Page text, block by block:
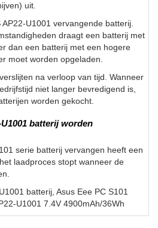
uit.
U1001 vervangende batterij.
draagt een batterij met
dan een batterij met een hogere
moet worden opgeladen.
na verloop van tijd. Wanneer
niet langer bevredigend is,
worden gekocht.
batterij worden
serie batterij vervangen heeft een
laadproces stopt wanneer de
batterij, Asus Eee PC S101
U1001 7.4V 4900mAh/36Wh